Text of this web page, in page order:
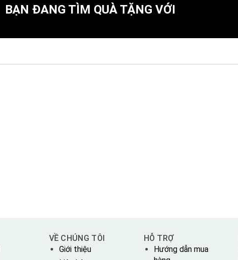
BẠN ĐANG TÌM QUÀ TẶNG VỚI
VỀ CHÚNG TÔI
Giới thiệu
HỖ TRỢ
Hướng dẫn mua